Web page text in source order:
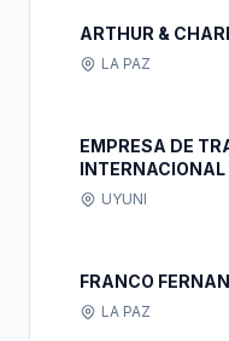
ARTHUR &
LA PAZ
EMPRESA DE
INTERNACIONAL
UYUNI
FRANCO
LA PAZ